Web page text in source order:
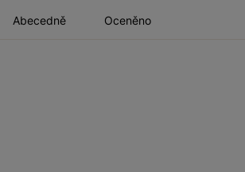
Abecedně Oceněno